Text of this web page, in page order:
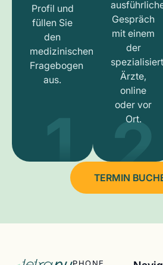
Profil und
füllen Sie
den
medizinischen
Fragebogen
aus.
1
Gespräch
mit einem
der
Ärzte,
online
oder vor
Ort.
2
TERMIN